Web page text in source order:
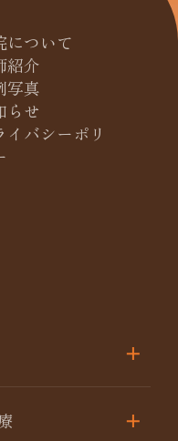
について
紹介
写真
らせ
イバシーポリ